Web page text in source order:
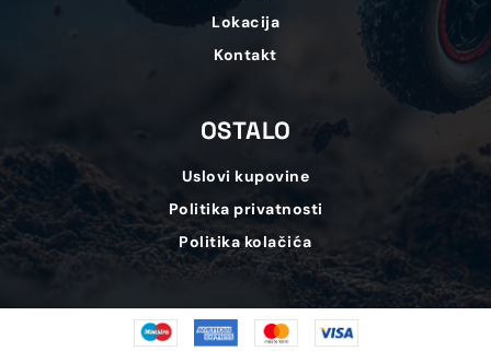
Lokacija
Kontakt
OSTALO
Uslovi kupovine
Politika privatnosti
Politika kolačića